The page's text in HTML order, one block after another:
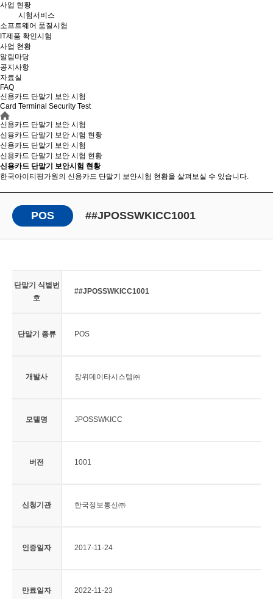
사업 현황
시험서비스
소프트웨어 품질시험
IT제품 확인시험
사업 현황
알림마당
공지사항
자료실
FAQ
신용카드 단말기 보안 시험
Card Terminal Security Test
신용카드 단말기 보안 시험
신용카드 단말기 보안 시험 현황
신용카드 단말기 보안 시험
신용카드 단말기 보안 시험 현황
신용카드 단말기 보안시험 현황
한국아이티평가원의 신용카드 단말기 보안시험 현황을 살펴보실 수 있습니다.
POS ##JPOSSWKICC1001
단말기 식별번
호
##JPOSSWKICC1001
단말기 종류 POS
개발사 장위데이타시스템㈜
모델명 JPOSSWKICC
버전 1001
신청기관 한국정보통신㈜
인증일자 2017-11-24
만료일자 2022-11-23